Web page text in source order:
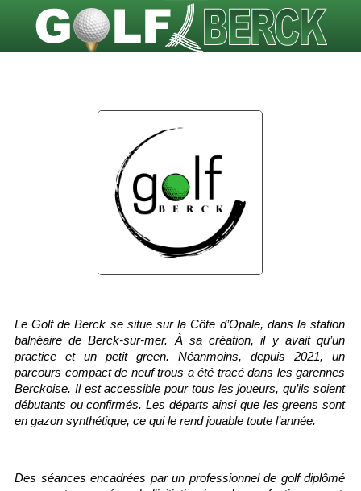
Le Golf de Berck se situe sur la Côte d’Opale, dans la station
balnéaire de Berck-sur-mer. À sa création, il y avait qu’un
practice et un petit green. Néanmoins, depuis 2021, un
parcours compact de neuf trous a été tracé dans les garennes
Berckoise. Il est accessible pour tous les joueurs, qu’ils soient
débutants ou confirmés. Les départs ainsi que les greens sont
en gazon synthétique, ce qui le rend jouable toute l’année.
Des séances encadrées par un professionnel de golf diplômé